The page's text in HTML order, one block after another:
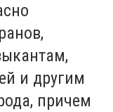
и другим
причем